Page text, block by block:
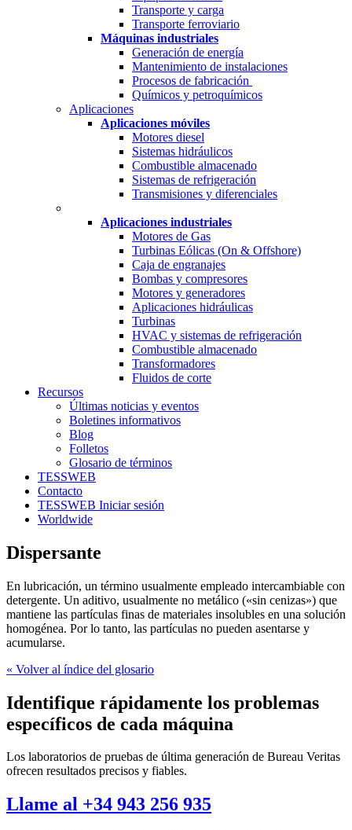
Transporte y carga
Transporte ferroviario
Máquinas industriales
Generación de energía
Mantenimiento de instalaciones
Procesos de fabricación
Químicos y petroquímicos
Aplicaciones
Aplicaciones móviles
Motores diesel
Sistemas hidráulicos
Combustible almacenado
Sistemas de refrigeración
Transmisiones y diferenciales
Aplicaciones industriales
Motores de Gas
Turbinas Eólicas (On & Offshore)
Caja de engranajes
Bombas y compresores
Motores y generadores
Aplicaciones hidráulicas
Turbinas
HVAC y sistemas de refrigeración
Combustible almacenado
Transformadores
Fluidos de corte
Recursos
Últimas noticias y eventos
Boletines informativos
Blog
Folletos
Glosario de términos
TESSWEB
Contacto
TESSWEB Iniciar sesión
Worldwide
Dispersante
En lubricación, un término usualmente empleado intercambiable con
detergente. Un aditivo, usualmente no metálico («sin cenizas») que
mantiene las partículas finas de materiales insolubles en una solución
homogénea. Por lo tanto, las partículas no pueden asentarse y
acumularse.
« Volver al índice del glosario
Identifique rápidamente los problemas
específicos de cada máquina
Los laboratorios de pruebas de última generación de Bureau Veritas
ofrecen resultados precisos y fiables.
Llame al +34 943 256 935